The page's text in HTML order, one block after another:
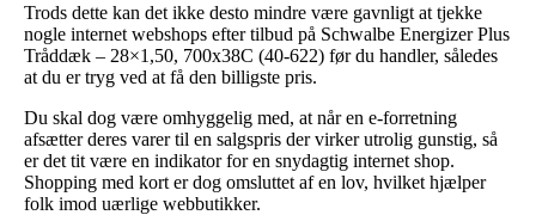
Trods dette kan det ikke desto mindre være gavnligt at tjekke
nogle internet webshops efter tilbud på Schwalbe Energizer Plus
Tråddæk – 28×1,50, 700x38C (40-622) før du handler, således
at du er tryg ved at få den billigste pris.
Du skal dog være omhyggelig med, at når en e-forretning
afsætter deres varer til en salgspris der virker utrolig gunstig, så
er det tit være en indikator for en snydagtig internet shop.
Shopping med kort er dog omsluttet af en lov, hvilket hjælper
folk imod uærlige webbutikker.